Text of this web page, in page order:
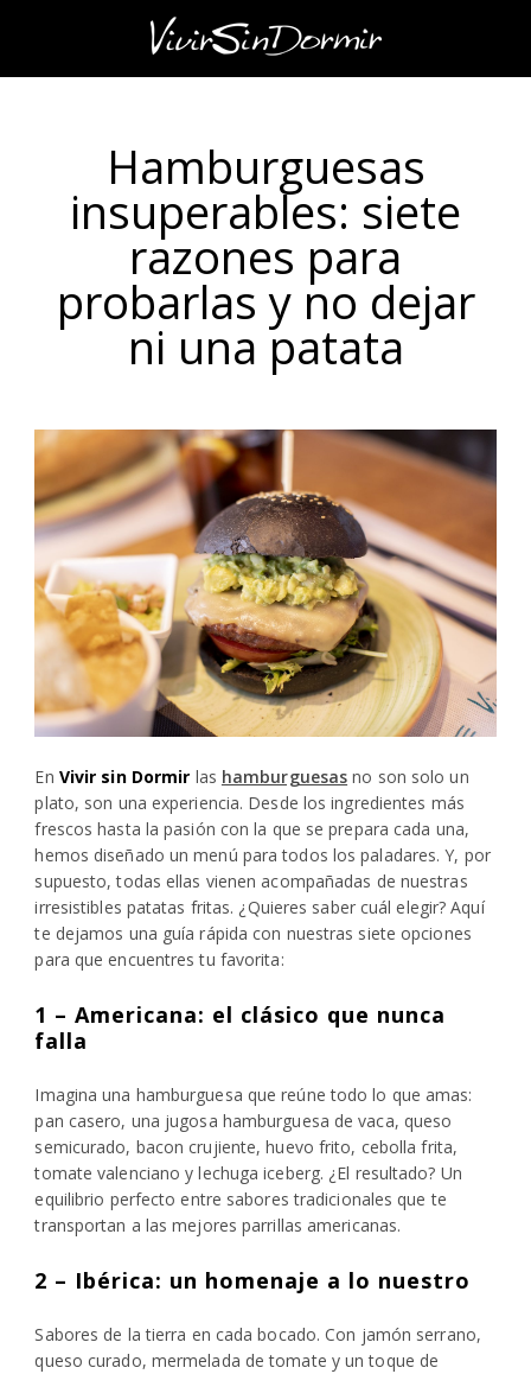
Hamburguesas
insuperables: siete
razones para
probarlas y no dejar
ni una patata
En Vivir sin Dormir las hamburguesas no son solo un
plato, son una experiencia. Desde los ingredientes más
frescos hasta la pasión con la que se prepara cada una,
hemos diseñado un menú para todos los paladares. Y, por
supuesto, todas ellas vienen acompañadas de nuestras
irresistibles patatas fritas. ¿Quieres saber cuál elegir? Aquí
te dejamos una guía rápida con nuestras siete opciones
para que encuentres tu favorita:
1 – Americana: el clásico que nunca
falla
Imagina una hamburguesa que reúne todo lo que amas:
pan casero, una jugosa hamburguesa de vaca, queso
semicurado, bacon crujiente, huevo frito, cebolla frita,
tomate valenciano y lechuga iceberg. ¿El resultado? Un
equilibrio perfecto entre sabores tradicionales que te
transportan a las mejores parrillas americanas.
2 – Ibérica: un homenaje a lo nuestro
Sabores de la tierra en cada bocado. Con jamón serrano,
queso curado, mermelada de tomate y un toque de